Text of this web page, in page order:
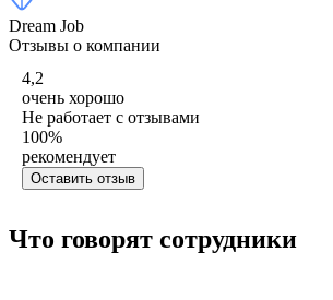
Dream Job
Отзывы о компании
4,2
очень хорошо
Не работает с отзывами
100%
рекомендует
Оставить отзыв
Что говорят сотрудники